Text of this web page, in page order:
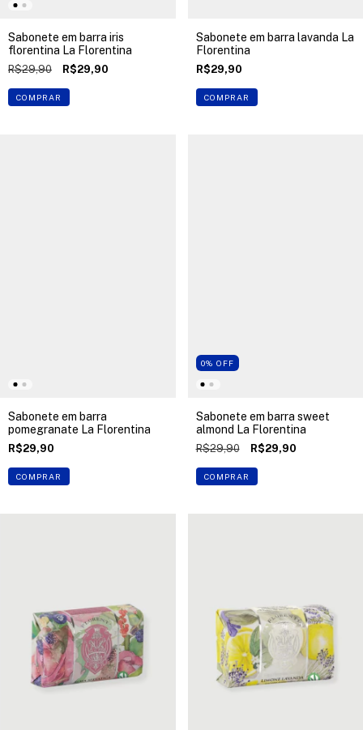
Sabonete em barra iris
florentina La Florentina
R$29,90 R$29,90
COMPRAR
Sabonete em barra lavanda La
Florentina
R$29,90
COMPRAR
Sabonete em barra
pomegranate La Florentina
R$29,90
COMPRAR
0% OFF
Sabonete em barra sweet
almond La Florentina
R$29,90 R$29,90
COMPRAR